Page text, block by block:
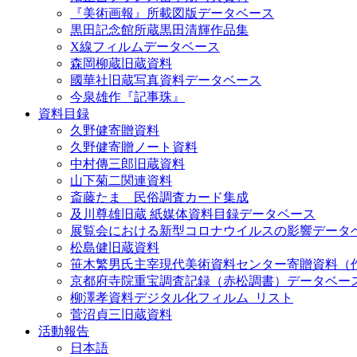
『美術画報』所載図版データベース
黒田記念館所蔵黒田清輝作品集
X線フィルムデータベース
森岡柳蔵旧蔵資料
國華社旧蔵写真資料データベース
今泉雄作『記事珠』
資料目録
久野健寄贈資料
久野健寄贈ノート資料
中村傳三郎旧蔵資料
山下菊二関連資料
斎藤たま 民俗調査カード集成
及川尊雄旧蔵 紙媒体資料目録データベース
展覧会における新型コロナウイルスの影響データ
松島健旧蔵資料
笹木繁男氏主宰現代美術資料センター寄贈資料（
京都府寺院重宝調査記録（赤松調書）データベー
柳澤孝資料デジタル化フィルム_リスト
菅沼貞三旧蔵資料
活動報告
日本語